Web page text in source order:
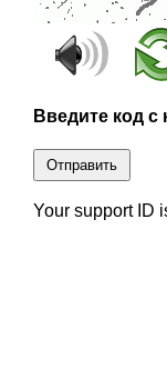
Введите код с
Отправить
Your support ID